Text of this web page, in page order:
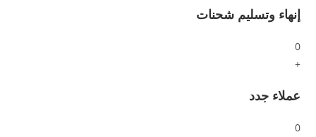
إنهاء وتسليم شحنات
0
+
عملاء جدد
0